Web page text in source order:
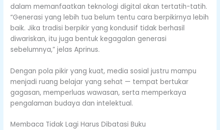
dalam memanfaatkan teknologi digital akan tertatih-tatih.
“Generasi yang lebih tua belum tentu cara berpikirnya lebih
baik. Jika tradisi berpikir yang kondusif tidak berhasil
diwariskan, itu juga bentuk kegagalan generasi
sebelumnya,” jelas Aprinus.
Dengan pola pikir yang kuat, media sosial justru mampu
menjadi ruang belajar yang sehat — tempat bertukar
gagasan, memperluas wawasan, serta memperkaya
pengalaman budaya dan intelektual.
Membaca Tidak Lagi Harus Dibatasi Buku